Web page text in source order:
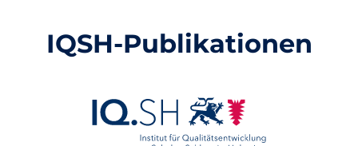
IQSH-Publikationen